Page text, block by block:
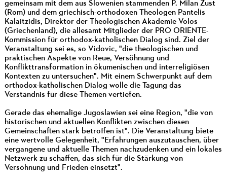
gemeinsam mit dem aus Slowenien stammenden P. Milan Zust
(Rom) und dem griechisch-orthodoxen Theologen Pantelis
Kalaitzidis, Direktor der Theologischen Akademie Volos
(Griechenland), die allesamt Mitglieder der PRO ORIENTE-
Kommission für orthodox-katholischen Dialog sind. Ziel der
Veranstaltung sei es, so Vidovic, "die theologischen und
praktischen Aspekte von Reue, Versöhnung und
Konflikttransformation in ökumenischen und interreligiösen
Kontexten zu untersuchen". Mit einem Schwerpunkt auf dem
orthodox-katholischen Dialog wolle die Tagung das
Verständnis für diese Themen vertiefen.
Gerade das ehemalige Jugoslawien sei eine Region, "die von
historischen und aktuellen Konflikten zwischen diesen
Gemeinschaften stark betroffen ist". Die Veranstaltung biete
eine wertvolle Gelegenheit, "Erfahrungen auszutauschen, über
vergangene und aktuelle Themen nachzudenken und ein lokales
Netzwerk zu schaffen, das sich für die Stärkung von
Versöhnung und Frieden einsetzt".